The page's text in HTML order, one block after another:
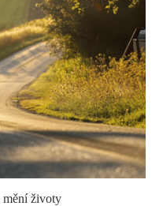
mění životy